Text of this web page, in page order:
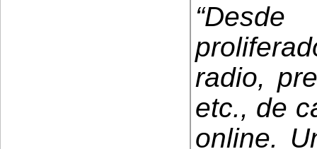
radio,
etc., de
online.